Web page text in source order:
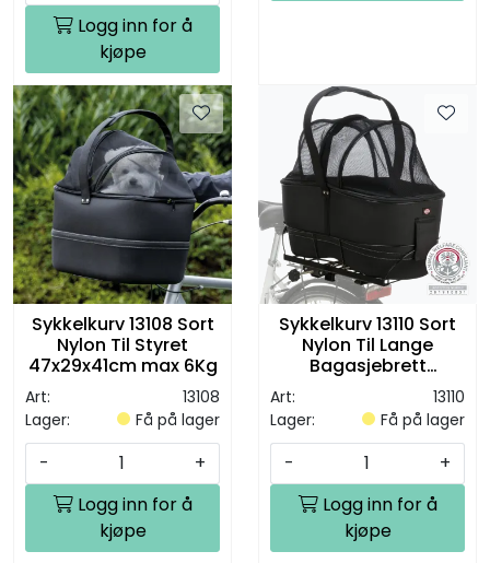
Logg inn for å
kjøpe
Sykkelkurv 13108 Sort
Nylon Til Styret
47x29x41cm max 6Kg
Art:
13108
Lager:
Få på lager
-
+
Logg inn for å
kjøpe
Sykkelkurv 13110 Sort
Nylon Til Lange
Bagasjebrett
60x29x49cm Max 8Kg
Art:
13110
Lager:
Få på lager
-
+
Logg inn for å
kjøpe